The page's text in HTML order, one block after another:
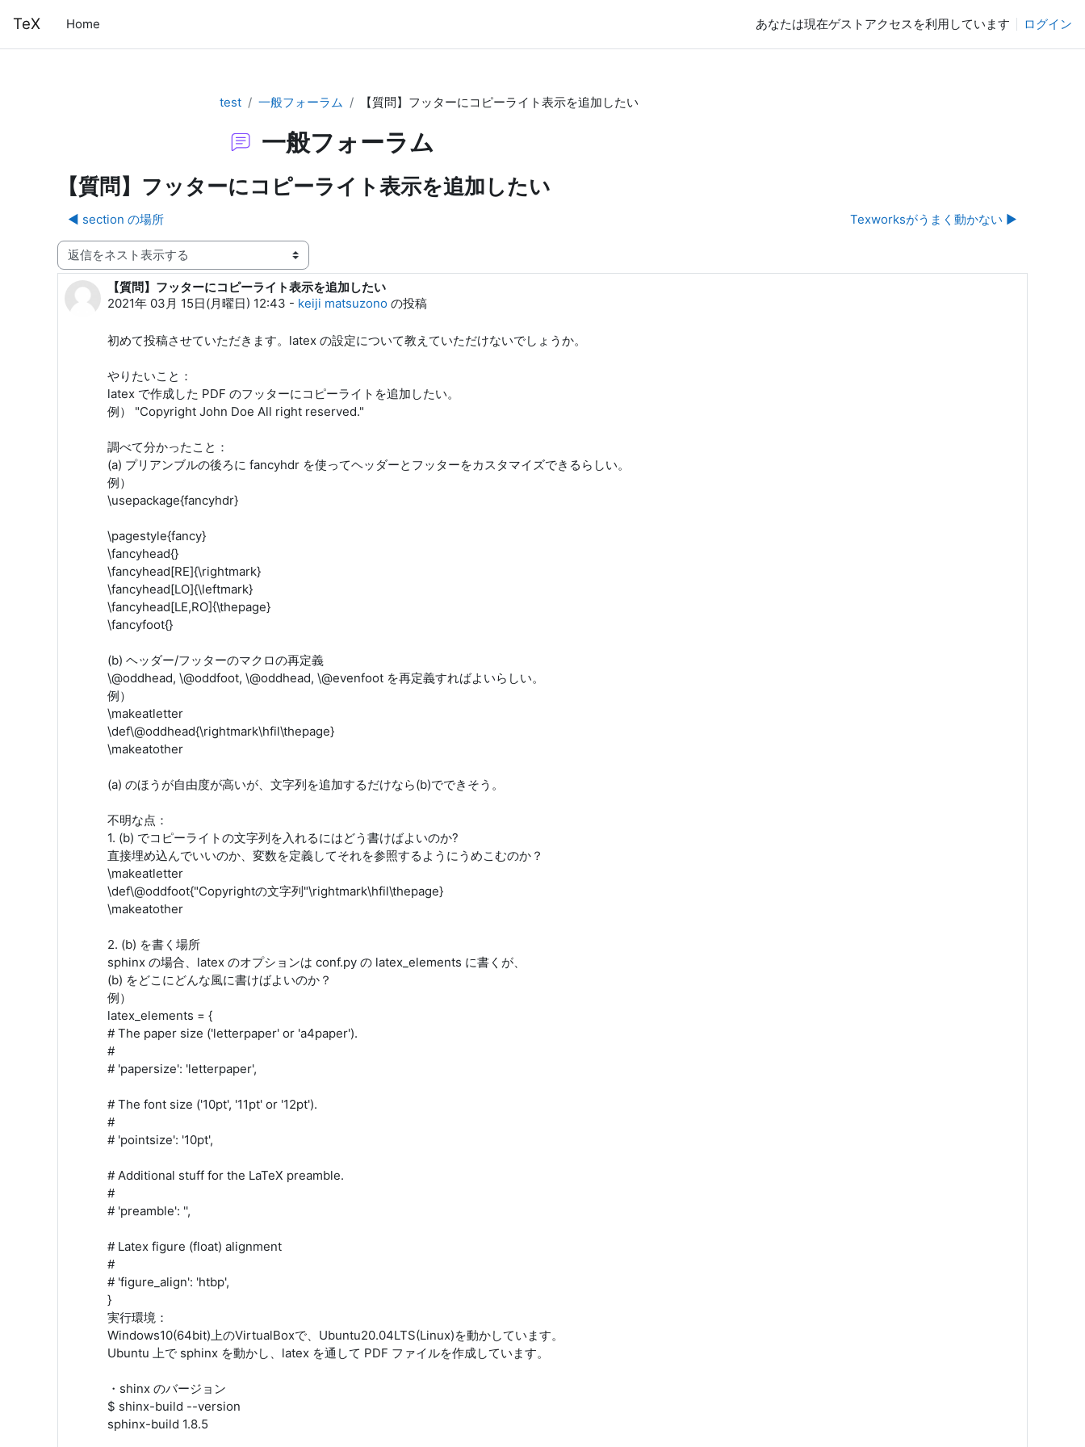
TeX Home あなたは現在ゲストアクセスを利用しています ログイン
test 一般フォーラム 【質問】フッターにコピーライト表示を追加したい
一般フォーラム
【質問】フッターにコピーライト表示を追加したい
◀︎ section の場所 Texworksがうまく動かない ▶︎
表示モード
【質問】フッターにコピーライト表示を追加したい
2021年 03月 15日(月曜日) 12:43 - keiji matsuzono の投稿
返信数: 0
初めて投稿させていただきます。latex の設定について教えていただけないでしょうか。
やりたいこと：
latex で作成した PDF のフッターにコピーライトを追加したい。
例） "Copyright John Doe All right reserved."
調べて分かったこと：
(a) プリアンブルの後ろに fancyhdr を使ってヘッダーとフッターをカスタマイズできるらしい。
例）
\usepackage{fancyhdr}
\pagestyle{fancy}
\fancyhead{}
\fancyhead[RE]{\rightmark}
\fancyhead[LO]{\leftmark}
\fancyhead[LE,RO]{\thepage}
\fancyfoot{}
(b) ヘッダー/フッターのマクロの再定義
\@oddhead, \@oddfoot, \@oddhead, \@evenfoot を再定義すればよいらしい。
例）
\makeatletter
\def\@oddhead{\rightmark\hfil\thepage}
\makeatother
(a) のほうが自由度が高いが、文字列を追加するだけなら(b)でできそう。
不明な点：
1. (b) でコピーライトの文字列を入れるにはどう書けばよいのか?
直接埋め込んでいいのか、変数を定義してそれを参照するようにうめこむのか？
\makeatletter
\def\@oddfoot{"Copyrightの文字列"\rightmark\hfil\thepage}
\makeatother
2. (b) を書く場所
sphinx の場合、latex のオプションは conf.py の latex_elements に書くが、
(b) をどこにどんな風に書けばよいのか？
例）
latex_elements = {
# The paper size ('letterpaper' or 'a4paper').
#
# 'papersize': 'letterpaper',
# The font size ('10pt', '11pt' or '12pt').
#
# 'pointsize': '10pt',
# Additional stuff for the LaTeX preamble.
#
# 'preamble': '',
# Latex figure (float) alignment
#
# 'figure_align': 'htbp',
}
実行環境：
Windows10(64bit)上のVirtualBoxで、Ubuntu20.04LTS(Linux)を動かしています。
Ubuntu 上で sphinx を動かし、latex を通して PDF ファイルを作成しています。
・shinx のバージョン
$ shinx-build --version
sphinx-build 1.8.5